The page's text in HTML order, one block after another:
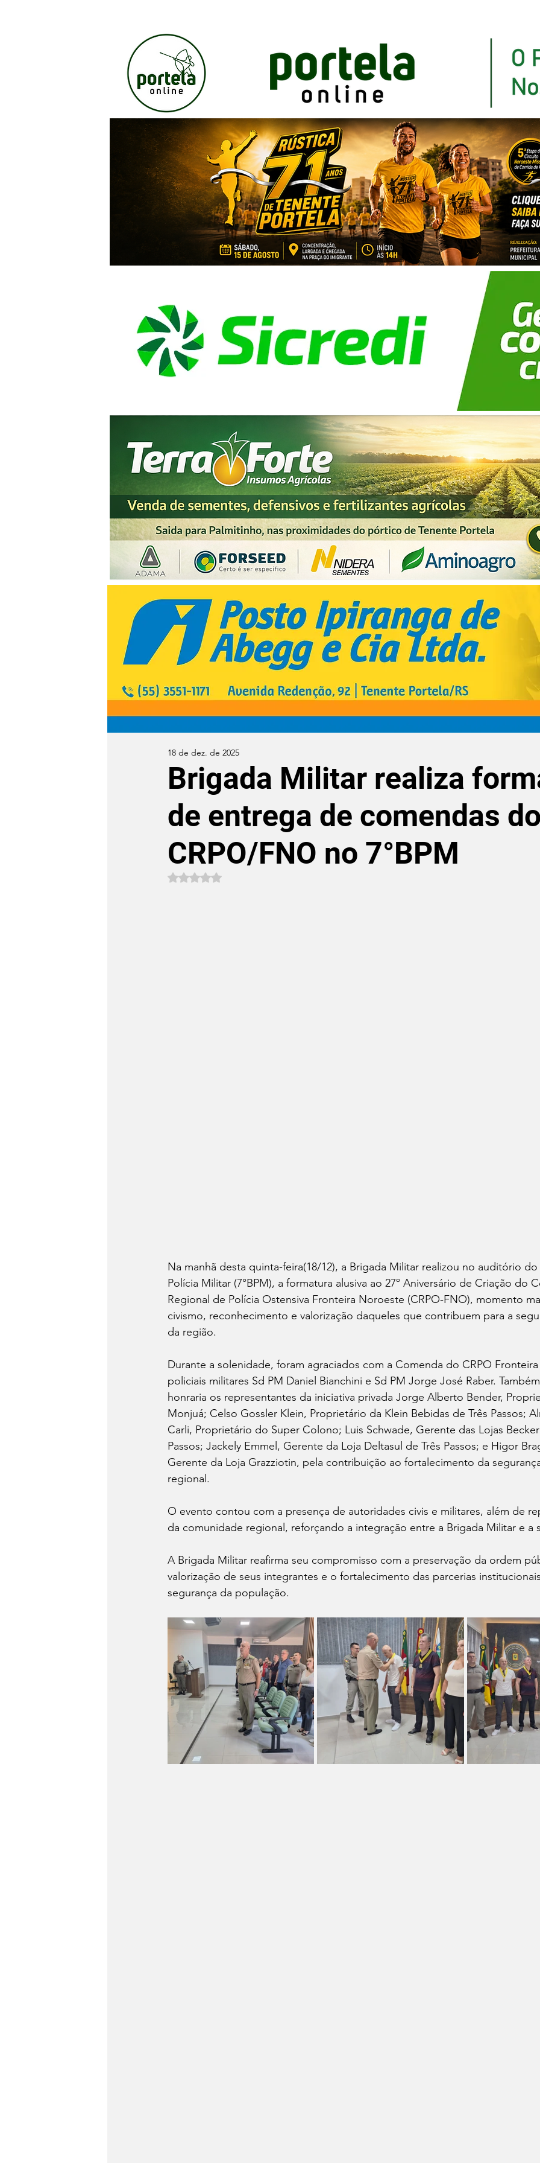
Brigada Militar realiza
de entrega de comendas
CRPO/FNO no 7°BPM
18 de dez. de 2025
Avaliado com NaN de 5 estrelas.
Na manhã desta quinta-feira(18/12), a Brigada Militar realizou no auditório
Polícia Militar (7°BPM), a formatura alusiva ao 27º Aniversário de Criação do
Regional de Polícia Ostensiva Fronteira Noroeste (CRPO-FNO), momento
civismo, reconhecimento e valorização daqueles que contribuem para a
da região.
Durante a solenidade, foram agraciados com a Comenda do CRPO
policiais militares Sd PM Daniel Bianchini e Sd PM Jorge José Raber.
honraria os representantes da iniciativa privada Jorge Alberto Bender,
Monjuá; Celso Gossler Klein, Proprietário da Klein Bebidas de Três Passos;
Carli, Proprietário do Super Colono; Luis Schwade, Gerente das Lojas
Passos; Jackely Emmel, Gerente da Loja Deltasul de Três Passos; e Higor
Gerente da Loja Grazziotin, pela contribuição ao fortalecimento da
regional.
O evento contou com a presença de autoridades civis e militares, além de
da comunidade regional, reforçando a integração entre a Brigada Militar e a
A Brigada Militar reafirma seu compromisso com a preservação da ordem
valorização de seus integrantes e o fortalecimento das parcerias
segurança da população.